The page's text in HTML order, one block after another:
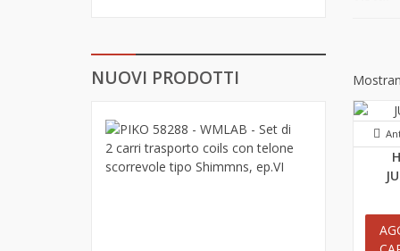
NUOVI PRODOTTI